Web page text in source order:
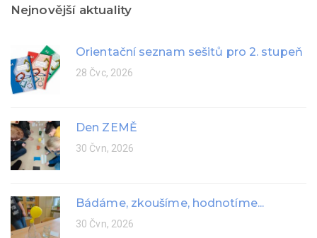
Nejnovější aktuality
Orientační seznam sešitů pro 2. stupeň
28 Čvc, 2026
Den ZEMĚ
30 Čvn, 2026
Bádáme, zkoušíme, hodnotíme...
30 Čvn, 2026